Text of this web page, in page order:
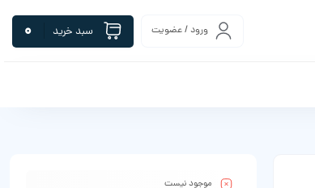
ورود / عضویت سبد خرید 0
موجود نیست